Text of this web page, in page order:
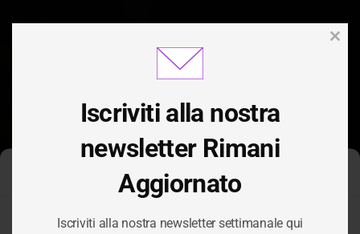
Gestisci Consenso Cookie
Iscriviti alla nostra
newsletter Rimani
Aggiornato
Iscriviti alla nostra newsletter settimanale qui